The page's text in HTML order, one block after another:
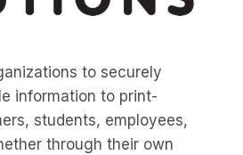
to securely
information to print-
students, employees,
through their own